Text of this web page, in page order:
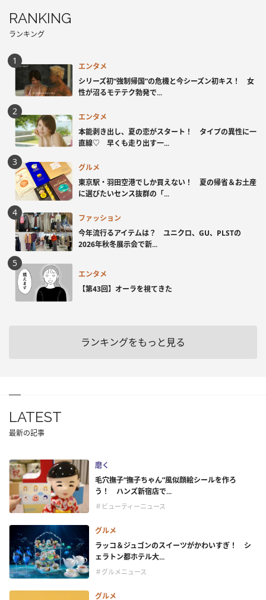
RANKING
ランキング
エンタメ
シリーズ初“強制帰国”の危機と今シーズン初キス！ 女
性が沼るモテテク勃発で...
エンタメ
本能剥き出し、夏の恋がスタート！ タイプの異性に一
直線♡ 早くも走り出す一...
グルメ
東京駅・羽田空港でしか買えない！ 夏の帰省＆お土産
に選びたいセンス抜群の「...
ファッション
今年流行るアイテムは？ ユニクロ、GU、PLSTの
2026年秋冬展示会で新...
エンタメ
【第43回】オーラを視てきた
ランキングをもっと見る
LATEST
最新の記事
磨く
毛穴撫子“撫子ちゃん”風似顔絵シールを作ろ
う！ ハンズ新宿店で...
＃ビューティーニュース
グルメ
ラッコ＆ジュゴンのスイーツがかわいすぎ！ シ
ェラトン都ホテル大...
＃グルメニュース
グルメ